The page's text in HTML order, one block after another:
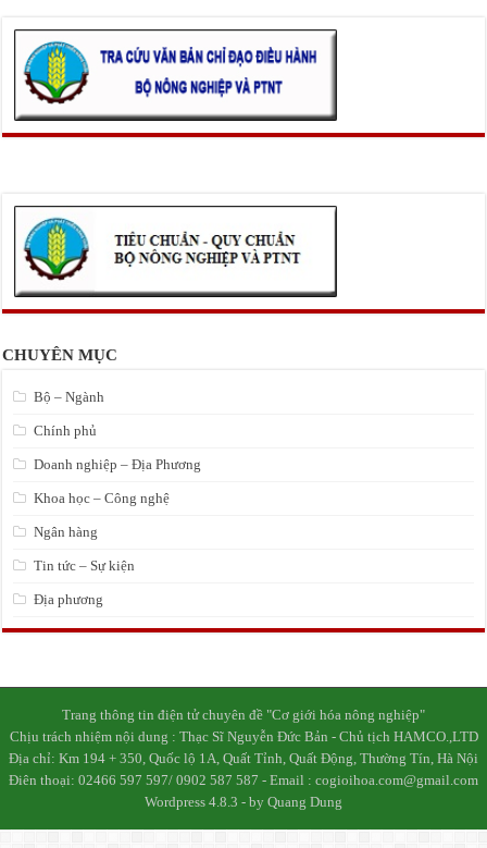
CHUYÊN MỤC
Bộ – Ngành
Chính phủ
Doanh nghiệp – Địa Phương
Khoa học – Công nghệ
Ngân hàng
Tin tức – Sự kiện
Địa phương
Trang thông tin điện tử chuyên đề "Cơ giới hóa nông nghiệp"
Chịu trách nhiệm nội dung : Thạc Sĩ Nguyễn Đức Bản - Chủ tịch HAMCO.,LTD
Địa chỉ: Km 194 + 350, Quốc lộ 1A, Quất Tỉnh, Quất Động, Thường Tín, Hà Nội
Điên thoại: 02466 597 597/ 0902 587 587 - Email : cogioihoa.com@gmail.com
Wordpress 4.8.3 - by Quang Dung